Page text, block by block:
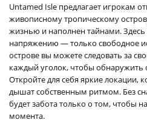
Untamed Isle предлагает игрокам
живописному тропическому
жизнью и наполнен тайнами. Здесь
напряжению — только свободное
острове вы можете следовать за
каждый уголок, чтобы обнаружить
Откройте для себя яркие локации,
дышат собственным ритмом. Без
будет забота только о том, чтобы
момента.